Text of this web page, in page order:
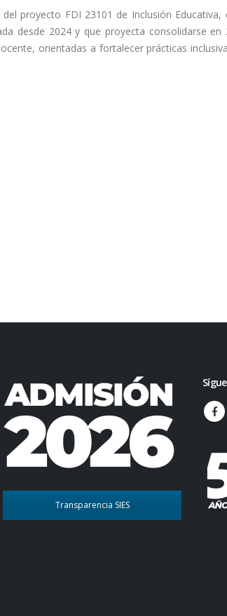
proyecto FDI 23101 de Inclusión Educativa,
desde 2024 y que proyecta consolidarse en
orientadas a fortalecer prácticas
Transparencia SIES